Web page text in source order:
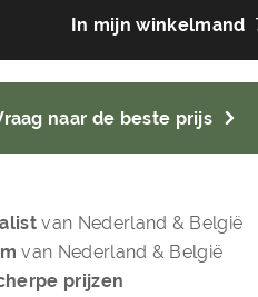
In mijn winkelmand
naar de beste prijs
van Nederland & België
van Nederland & België
prijzen